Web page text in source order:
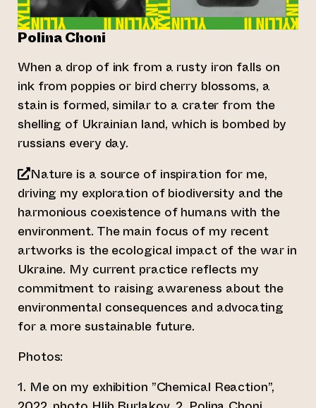
Polina Choni
When a drop of ink from a rusty iron falls on
ink from poppies or bird cherry blossoms, a
stain is formed, similar to a crater from the
shelling of Ukrainian land, which is bombed by
russians every day.
Nature is a source of inspiration for me,
driving my exploration of biodiversity and the
harmonious coexistence of humans with the
environment. The main focus of my recent
artworks is the ecological impact of the war in
Ukraine. My current practice reflects my
commitment to raising awareness about the
environmental consequences and advocating
for a more sustainable future.
Photos:
1. Me on my exhibition ”Chemical Reaction”,